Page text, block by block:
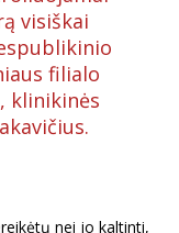
visiškai
filialo
klinikinės
nei jo kaltinti,